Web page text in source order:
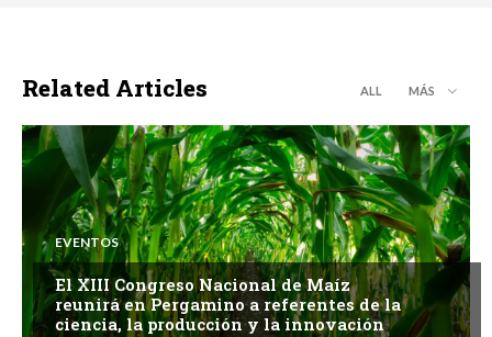
Related Articles ALL MÁS
EVENTOS
El XIII Congreso Nacional de Maíz
reunirá en Pergamino a referentes de la
ciencia, la producción y la innovación